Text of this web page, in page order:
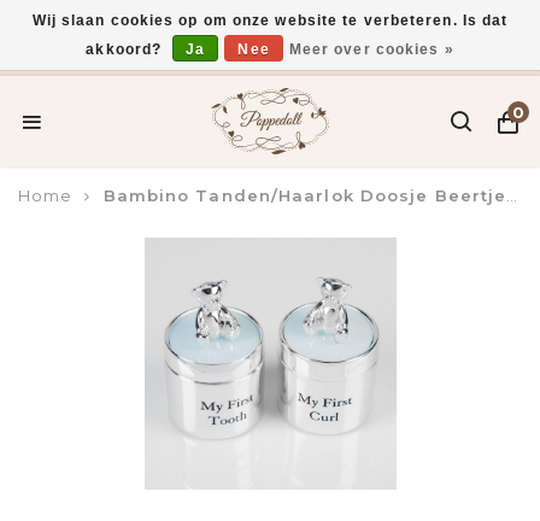
Voor 15:00 uur besteld, vandaag verzonden*
0
Home Bambino Tanden/Haarlok Doosje Beertje Blauw
Wij slaan cookies op om onze website te verbeteren. Is dat
akkoord?
Ja Nee Meer over cookies »